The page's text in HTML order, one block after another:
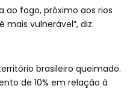
ao fogo, próximo aos rios
vulnerável”, diz.
brasileiro queimado.
de 10% em relação à